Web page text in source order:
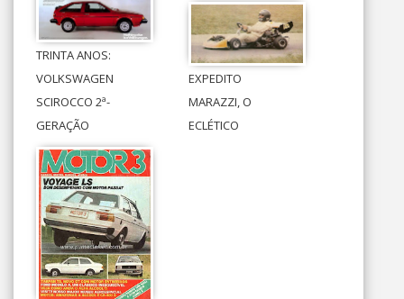
TRINTA ANOS:
VOLKSWAGEN
SCIROCCO 2ª-
GERAÇÃO
EXPEDITO
MARAZZI, O
ECLÉTICO